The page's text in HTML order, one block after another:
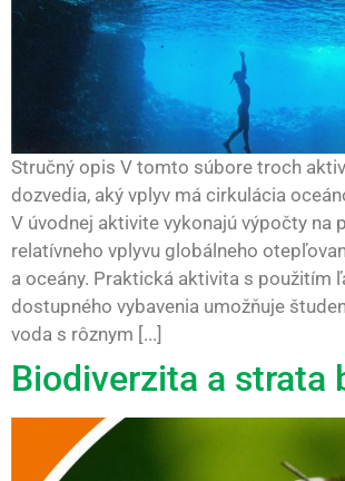
Stručný opis V tomto súbore troch
dozvedia, aký vplyv má cirkulácia
V úvodnej aktivite vykonajú výpočty na
relatívneho vplyvu globálneho
a oceány. Praktická aktivita s použitím
dostupného vybavenia umožňuje
voda s rôznym [...]
Biodiverzita a strata